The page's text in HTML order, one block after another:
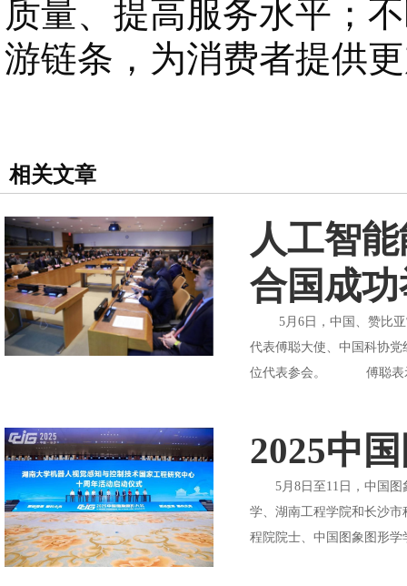
质量、提高服务水平；
游链条，为消费者提供
相关文章
人工智
合国成
5月6日，中国、赞比亚
代表傅聪大使、中国科协
位代表参会。 傅聪表示
2025中
5月8日至11日，中国图象
学、湖南工程学院和长沙
程院院士、中国图象图形